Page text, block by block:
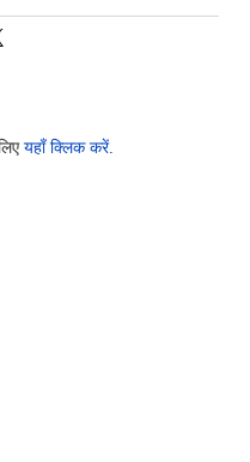
यहाँ क्लिक करें.